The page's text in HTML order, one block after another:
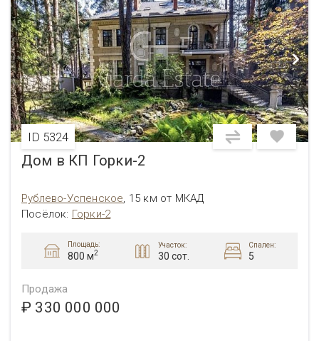
ID 5324
Дом в КП Горки-2
Рублево-Успенское, 15 км от МКАД
Посёлок: Горки-2
Площадь:
800 м2
Участок:
30 сот.
Спален:
5
Продажа
₽ 330 000 000